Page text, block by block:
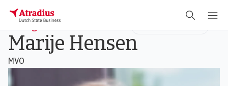
Manager E&S advisors team
Marije Hensen
MVO